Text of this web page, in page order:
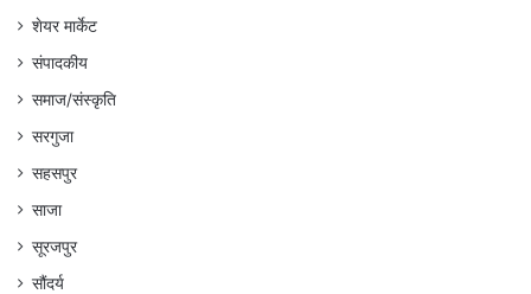
शेयर मार्केट
संपादकीय
समाज/संस्कृति
सरगुजा
सहसपुर
साजा
सूरजपुर
सौंदर्य